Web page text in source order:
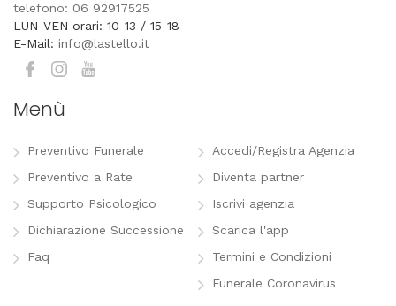
telefono: 06 92917525
LUN-VEN orari: 10-13 / 15-18
E-Mail: info@lastello.it
Menù
Preventivo Funerale
Preventivo a Rate
Supporto Psicologico
Dichiarazione Successione
Faq
Accedi/Registra Agenzia
Diventa partner
Iscrivi agenzia
Scarica l'app
Termini e Condizioni
Funerale Coronavirus